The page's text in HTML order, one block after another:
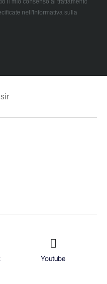
il mio consenso al trattamento
nell'Informativa sulla
Youtube